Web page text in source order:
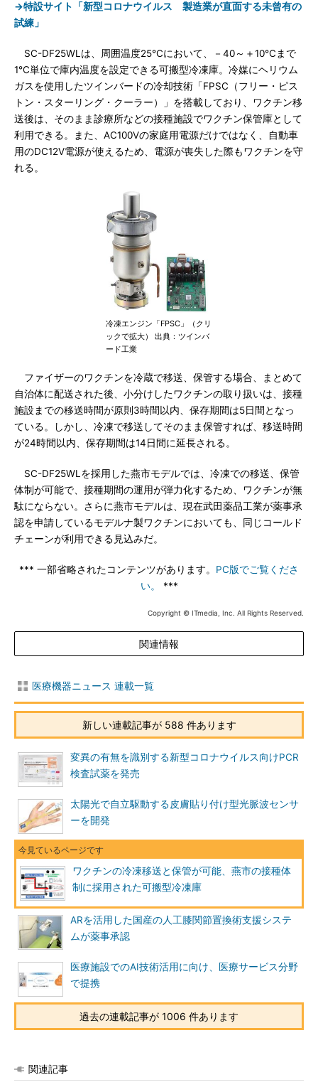
→特設サイト「新型コロナウイルス 製造業が直面する未曾有の
試練」
SC-DF25WLは、周囲温度25℃において、－40～＋10℃まで
1℃単位で庫内温度を設定できる可搬型冷凍庫。冷媒にヘリウム
ガスを使用したツインバードの冷却技術「FPSC（フリー・ピス
トン・スターリング・クーラー）」を搭載しており、ワクチン移
送後は、そのまま診療所などの接種施設でワクチン保管庫として
利用できる。また、AC100Vの家庭用電源だけではなく、自動車
用のDC12V電源が使えるため、電源が喪失した際もワクチンを守
れる。
冷凍エンジン「FPSC」（クリ
ックで拡大） 出典：ツインバ
ード工業
ファイザーのワクチンを冷蔵で移送、保管する場合、まとめて
自治体に配送された後、小分けしたワクチンの取り扱いは、接種
施設までの移送時間が原則3時間以内、保存期間は5日間となっ
ている。しかし、冷凍で移送してそのまま保管すれば、移送時間
が24時間以内、保存期間は14日間に延長される。
SC-DF25WLを採用した燕市モデルでは、冷凍での移送、保管
体制が可能で、接種期間の運用が弾力化するため、ワクチンが無
駄にならない。さらに燕市モデルは、現在武田薬品工業が薬事承
認を申請しているモデルナ製ワクチンにおいても、同じコールド
チェーンが利用できる見込みだ。
*** 一部省略されたコンテンツがあります。 PC版でご覧くださ
い。
***
Copyright © ITmedia, Inc. All Rights Reserved.
関連情報
医療機器ニュース 連載一覧
新しい連載記事が 588 件あります
変異の有無を識別する新型コロナウイルス向けPCR
検査試薬を発売
太陽光で自立駆動する皮膚貼り付け型光脈波センサ
ーを開発
ワクチンの冷凍移送と保管が可能、燕市の接種体
制に採用された可搬型冷凍庫
ARを活用した国産の人工膝関節置換術支援システ
ムが薬事承認
医療施設でのAI技術活用に向け、医療サービス分野
で提携
過去の連載記事が 1006 件あります
関連記事